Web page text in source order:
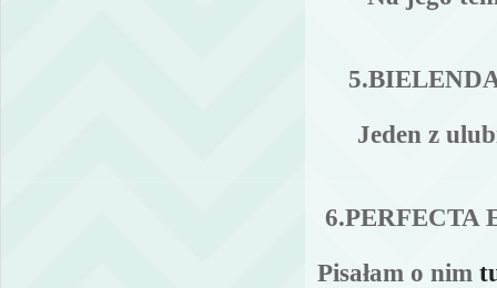
Jeden z
6.PERFECTA
Pisałam o nim